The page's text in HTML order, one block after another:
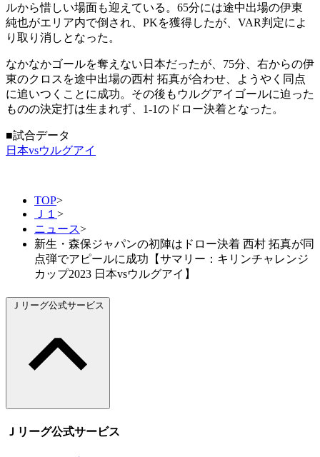
ルから惜しい場面も迎えている。65分には途中出場の伊東
純也がエリア内で倒され、PKを獲得したが、VAR判定によ
り取り消しとなった。
なかなかゴールを奪えない日本だったが、75分、右からの伊
東のクロスを途中出場の西村 拓真が合わせ、ようやく同点
に追いつくことに成功。その後もウルグアイゴールに迫った
ものの決定打は生まれず、1-1のドロー決着となった。
■試合データ
日本vsウルグアイ
TOP>
Ｊ１ >
ニュース>
新生・森保ジャパンの初陣はドロー決着 西村 拓真が同
点弾でアピールに成功【サマリー：キリンチャレンジ
カップ2023 日本vsウルグアイ】
Ｊリーグ公式サービス
Ｊリーグ公式サービス